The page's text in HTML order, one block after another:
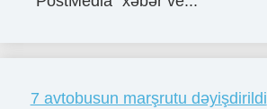
7 avtobusun marşrutu dəyişdirildi